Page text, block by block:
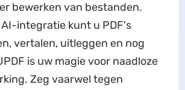
bewerken van bestanden.
integratie kunt u PDF's
vertalen, uitleggen en nog
is uw magie voor naadloze
Zeg vaarwel tegen